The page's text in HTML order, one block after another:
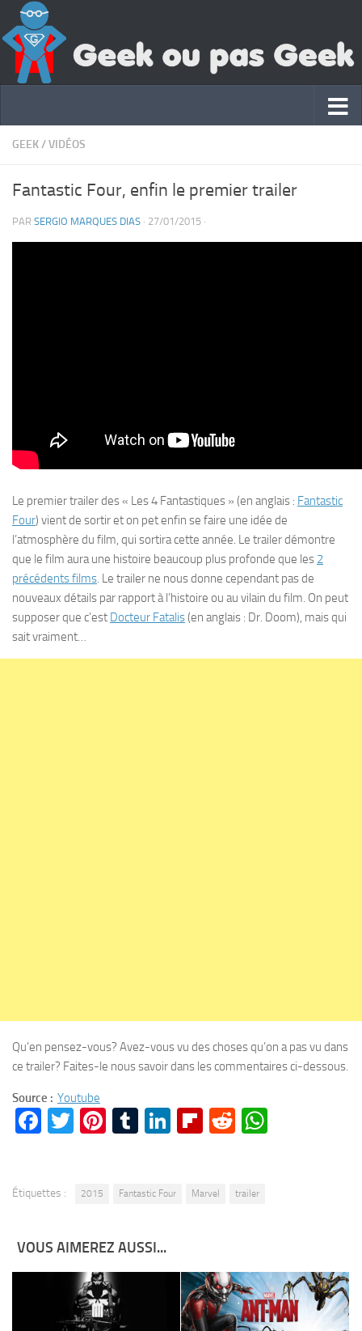
GEEK/VIDÉOS
Fantastic Four, enfin le premier trailer
PAR SERGIO MARQUES DIAS · 27/01/2015 ·
Le premier trailer des « Les 4 Fantastiques » (en anglais : Fantastic
Four) vient de sortir et on pet enfin se faire une idée de
l’atmosphère du film, qui sortira cette année. Le trailer démontre
que le film aura une histoire beaucoup plus profonde que les 2
précédents films. Le trailer ne nous donne cependant pas de
nouveaux détails par rapport à l’histoire ou au vilain du film. On peut
supposer que c’est Docteur Fatalis(en anglais : Dr. Doom), mais qui
sait vraiment…
Qu’en pensez-vous? Avez-vous vu des choses qu’on a pas vu dans
ce trailer? Faites-le nous savoir dans les commentaires ci-dessous.
Source : Youtube
Facebook
Twitter
Pinterest
Tumblr
LinkedIn
Flipboard
Reddit
Étiquettes : 2015 Fantastic Four Marvel trailer
VOUS AIMEREZ AUSSI...